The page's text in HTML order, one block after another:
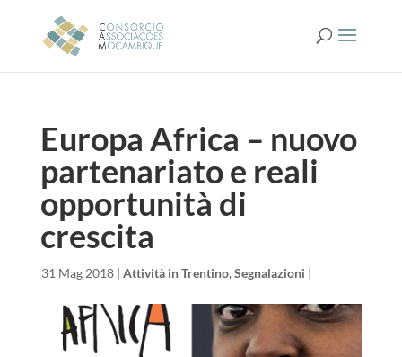
Europa Africa – nuovo
partenariato e reali
opportunità di
crescita
31 Mag 2018| Attività in Trentino, Segnalazioni |